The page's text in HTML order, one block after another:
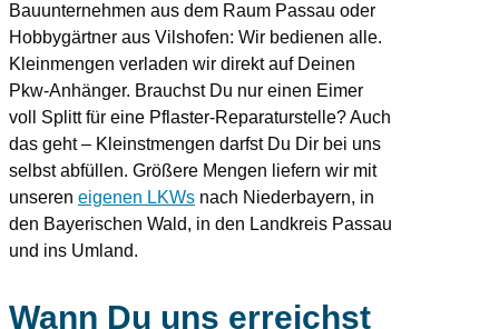
Bauunternehmen aus dem Raum Passau oder
Hobbygärtner aus Vilshofen: Wir bedienen alle.
Kleinmengen verladen wir direkt auf Deinen
Pkw-Anhänger. Brauchst Du nur einen Eimer
voll Splitt für eine Pflaster-Reparaturstelle? Auch
das geht – Kleinstmengen darfst Du Dir bei uns
selbst abfüllen. Größere Mengen liefern wir mit
unseren eigenen LKWs nach Niederbayern, in
den Bayerischen Wald, in den Landkreis Passau
und ins Umland.
Wann Du uns erreichst